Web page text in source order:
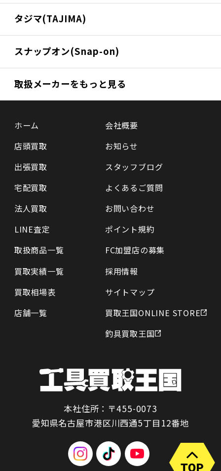
タジマ(TAJIMA)
スナップオン(Snap-on)
取扱メーカーをもっと見る
ホーム
店頭買取
出張買取
宅配買取
法人買取
LINE査定
取扱商品一覧
買取実績一覧
買取相場表
店舗一覧
会社概要
お知らせ
スタッフブログ
よくあるご質問
お問い合わせ
ポイント規約
FC加盟店の募集
採用情報
サイトマップ
買取王国ONLINE STORE
釣具買取王国
本社住所：〒455-0073
愛知県名古屋市港区川西通5丁目12番地